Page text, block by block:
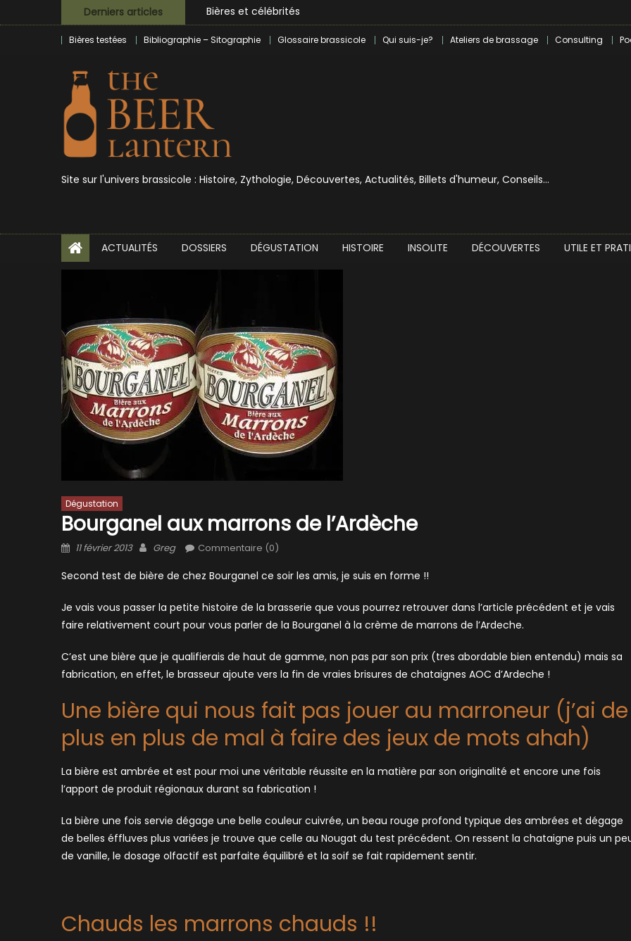
to
Derniers articles
Bières et célébrités
L’écosysteme brassicole en introspection
Zoumaï : pionnier de la révolution craft à Marseille
Bières testées Bibliographie – Sitographie Glossaire brassicole Qui suis-je? Ateliers de brassage Consulting
Site sur l'univers brassicole : Histoire, Zythologie, Découvertes, Actualités, Billets d'humeur, Conseils…
ACTUALITÉS DOSSIERS DÉGUSTATION HISTOIRE INSOLITE DÉCOUVERTES UTILE ET
Dégustation
Bourganel aux marrons de l’Ardèche
Posted
11 février 2013 Author
Greg Commentaire (0)
Second test de bière de chez Bourganel ce soir les amis, je suis en forme !!
Je vais vous passer la petite histoire de la brasserie que vous pourrez retrouver dans l’article précédent et je vais
faire relativement court pour vous parler de la Bourganel à la crème de marrons de l’Ardeche.
C’est une bière que je qualifierais de haut de gamme, non pas par son prix (tres abordable bien entendu) mais sa
fabrication, en effet, le brasseur ajoute vers la fin de vraies brisures de chataignes AOC d’Ardeche !
Une bière qui nous fait pas jouer au marroneur (j’ai de
plus en plus de mal à faire des jeux de mots ahah)
La bière est ambrée et est pour moi une véritable réussite en la matière par son originalité et encore une fois
l’apport de produit régionaux durant sa fabrication !
La bière une fois servie dégage une belle couleur cuivrée, un beau rouge profond typique des ambrées et dégage
de belles éffluves plus variées je trouve que celle au Nougat du test précédent. On ressent la chataigne puis un
de vanille, le dosage olfactif est parfaite équilibré et la soif se fait rapidement sentir.
Chauds les marrons chauds !!